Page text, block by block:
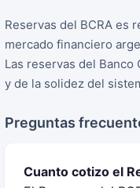
Reservas del BCRA es
mercado financiero
Las reservas del
y de la solidez del
Preguntas
Cuanto cotizo el